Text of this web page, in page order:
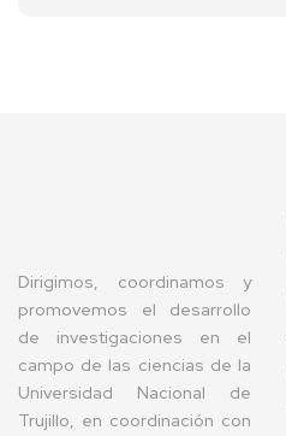
Dirigimos, coordinamos y
promovemos el desarrollo
de investigaciones en el
campo de las ciencias de la
Universidad Nacional de
Trujillo, en coordinación con